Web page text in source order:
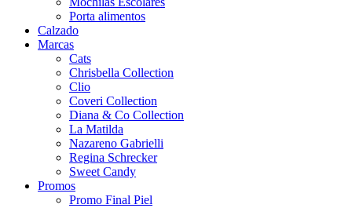
Porta alimentos
Calzado
Marcas
Cats
Chrisbella Collection
Clio
Coveri Collection
Diana & Co Collection
La Matilda
Nazareno Gabrielli
Regina Schrecker
Sweet Candy
Promos
Promo Final Piel